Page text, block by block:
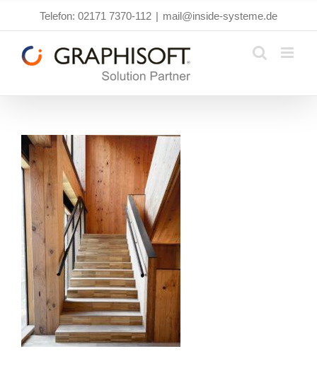
springen
Telefon: 02171 7370-112 | mail@inside-systeme.de